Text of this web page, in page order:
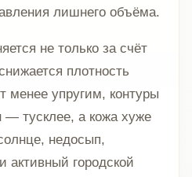
лишнего объёма.
не только за счёт
плотность
менее упругим, контуры
— тусклее, а кожа хуже
недосып,
активный городской